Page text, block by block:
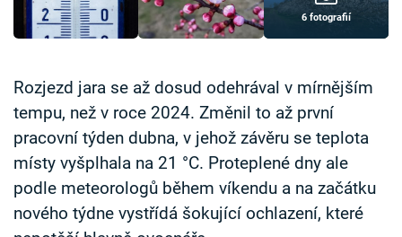
Přihlášení
Sledujte nás
6 fotografií
Rozjezd jara se až dosud odehrával v mírnějším
tempu, než v roce 2024. Změnil to až první
pracovní týden dubna, v jehož závěru se teplota
místy vyšplhala na 21 °C. Proteplené dny ale
podle meteorologů během víkendu a na začátku
nového týdne vystřídá šokující ochlazení, které